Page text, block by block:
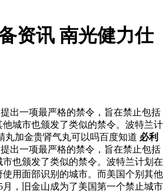
资讯 南光健力仕
出一项最严格的禁令，旨在禁止包括
城市也颁发了类似的禁令。波特兰计
丸加金贵肾气丸可以吗百度知道 必利
出一项最严格的禁令，旨在禁止包括
也颁发了类似的禁令。波特兰计划在
用面部识别的城市。而美国个别其他
月，旧金山成为了美国第一个禁止城市